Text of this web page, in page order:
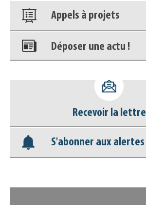
Appels à projets
Déposer une actu !
déconnecter)
Base documentaire
Nos veilles Scoop.it
Recevoir la lettre
S'abonner aux alertes